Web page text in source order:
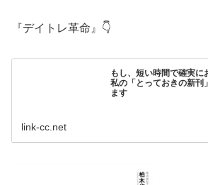
『デイトレ革命』👇
もし、短い時間で確実
私の「とっておきの新刊
ます
link-cc.net